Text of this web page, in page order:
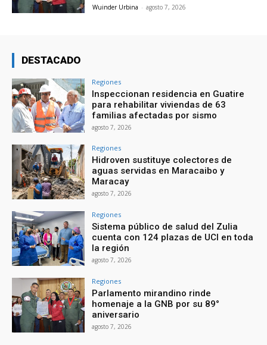
Wuinder Urbina - agosto 7, 2026
DESTACADO
Regiones
Inspeccionan residencia en Guatire
para rehabilitar viviendas de 63
familias afectadas por sismo
agosto 7, 2026
Regiones
Hidroven sustituye colectores de
aguas servidas en Maracaibo y
Maracay
agosto 7, 2026
Regiones
Sistema público de salud del Zulia
cuenta con 124 plazas de UCI en toda
la región
agosto 7, 2026
Regiones
Parlamento mirandino rinde
homenaje a la GNB por su 89°
aniversario
agosto 7, 2026